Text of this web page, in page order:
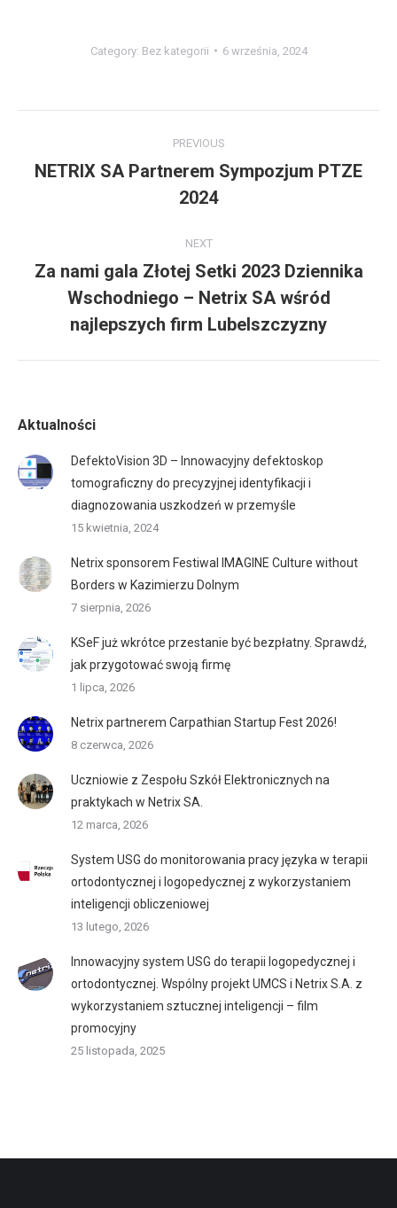
Category: Bez kategorii 6 września, 2024
navigation
PREVIOUS
Previous
post:
NETRIX SA Partnerem Sympozjum PTZE
2024
NEXT
Next
post:
Za nami gala Złotej Setki 2023 Dziennika
Wschodniego – Netrix SA wśród
najlepszych firm Lubelszczyzny
Aktualności
DefektoVision 3D – Innowacyjny defektoskop
tomograficzny do precyzyjnej identyfikacji i
diagnozowania uszkodzeń w przemyśle
15 kwietnia, 2024
Netrix sponsorem Festiwal IMAGINE Culture without
Borders w Kazimierzu Dolnym
7 sierpnia, 2026
KSeF już wkrótce przestanie być bezpłatny. Sprawdź,
jak przygotować swoją firmę
1 lipca, 2026
Netrix partnerem Carpathian Startup Fest 2026!
8 czerwca, 2026
Uczniowie z Zespołu Szkół Elektronicznych na
praktykach w Netrix SA.
12 marca, 2026
System USG do monitorowania pracy języka w terapii
ortodontycznej i logopedycznej z wykorzystaniem
inteligencji obliczeniowej
13 lutego, 2026
Innowacyjny system USG do terapii logopedycznej i
ortodontycznej. Wspólny projekt UMCS i Netrix S.A. z
wykorzystaniem sztucznej inteligencji – film
promocyjny
25 listopada, 2025